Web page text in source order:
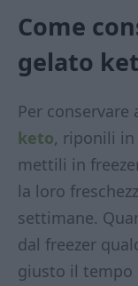
Come
gelato
Per
keto, riponili
mettili in
la loro
settimane.
dal freezer
giusto il tempo